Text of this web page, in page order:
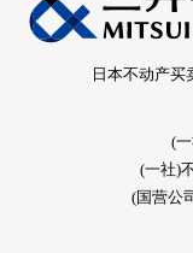
日本不动产买
(
(一社)
(国营公